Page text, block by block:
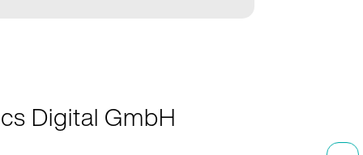
Digital GmbH